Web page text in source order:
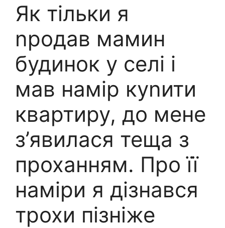
Як тільки я
nродав мамин
будинок у селі і
мав намір куnити
квартиру, до мене
з’явилася теща з
проханням. Про її
наміри я дізнався
трохи пізніже